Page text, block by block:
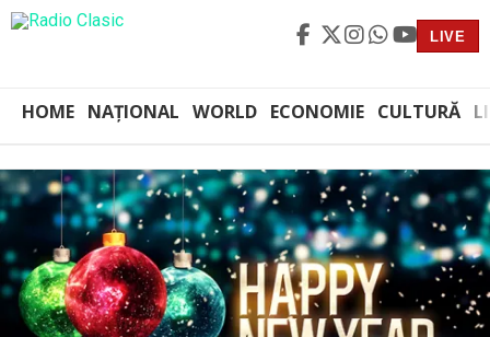
LIVE
HOME NAȚIONAL WORLD ECONOMIE CULTURĂ